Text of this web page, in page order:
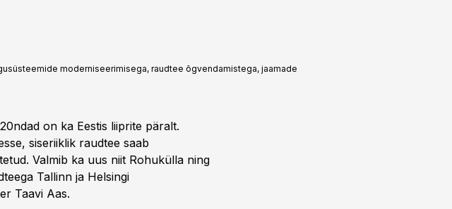
moderniseerimisega, raudtee õgvendamistega, jaamade
on ka Eestis liiprite päralt.
siseriiklik raudtee saab
Valmib ka uus niit Rohukülla ning
Tallinn ja Helsingi
Taavi Aas.